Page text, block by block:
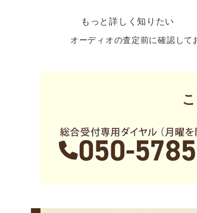
もっと詳しく知りたい
オーディオの査定前に確認して